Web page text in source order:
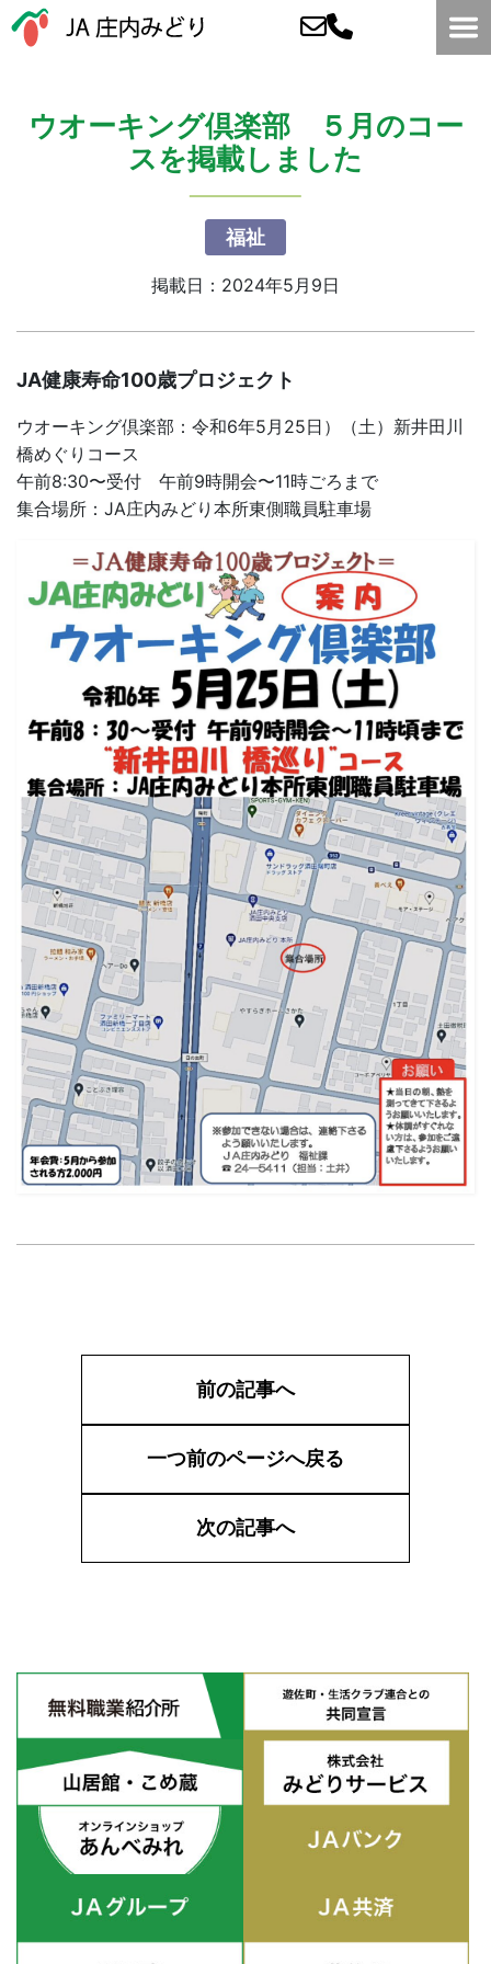
ウオーキング倶楽部 ５月のコー
スを掲載しました
福祉
掲載日：2024年5月9日
JA健康寿命100歳プロジェクト
ウオーキング倶楽部：令和6年5月25日）（土）新井田川
橋めぐりコース
午前8:30〜受付 午前9時開会〜11時ごろまで
集合場所：JA庄内みどり本所東側職員駐車場
前の記事へ
一つ前のページへ戻る
次の記事へ